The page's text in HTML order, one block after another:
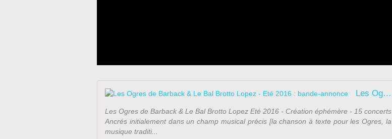
Les Ogres de Barback & Le Bal Brotto Lopez - Eté 2016 : bande-annonce
Les Ogres de Barback & Le Bal Brotto Lopez Eté 2016 - Création éphémère - 15 concerts
Ancrés initialement dans un champ musical précis [la chanson à texte pour les Ogres, la
musique traditi...